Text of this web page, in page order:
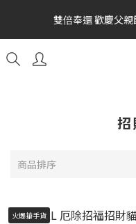
雙倍奉還 歡慶父
雙倍奉還 歡慶父
全館消費滿額$1680贈3D
金幣 送完為止!
招
商品排序
火爆搶手貨